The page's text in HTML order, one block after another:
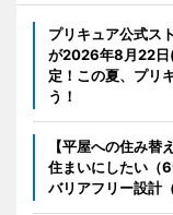
プリキュア公式ス
が2026年8月22日
定！この夏、プリ
う！
【平屋への住み
住まいにしたい（
バリアフリー設計